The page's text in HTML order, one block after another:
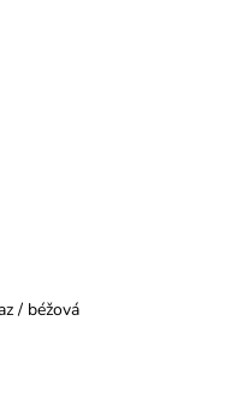
/ béžová